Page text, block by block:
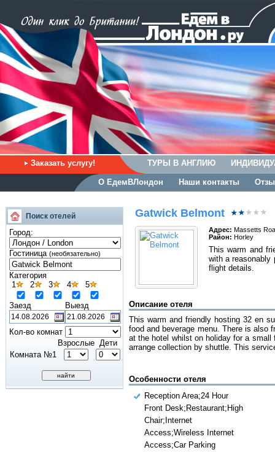
Заказать услугу! ТУРЫ В АНГЛИЮ
О ЕдемВЛондон Наши контакты
Поиск отелей
Город:
Гостиница (необязательно)
Категория
1
2 3 4 5
Заезд Выезд
Кол-во комнат
Взрослые Дети
Комната №1
Gatwick Belmont
Адрес: Massetts
Район: Horley
This warm and
with a reasonably
flight details.
Описание отеля
This warm and friendly hosting 32 en
food and beverage menu. There is also
at the hotel whilst on holiday for a small
arrange collection by shuttle. This
Особенности отеля
Reception Area;24 Hour
Front Desk;Restaurant;High
Chair;Internet
Access;Wireless Internet
Access;Car Parking